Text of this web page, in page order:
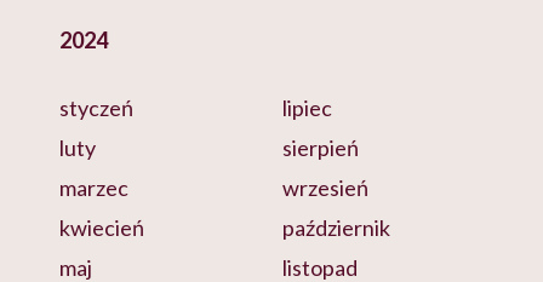
2024
styczeń
luty
marzec
kwiecień
maj
lipiec
sierpień
wrzesień
październik
listopad